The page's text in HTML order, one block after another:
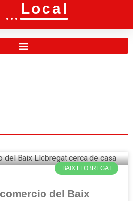
Local
BAIX LLOBREGAT
del Baix